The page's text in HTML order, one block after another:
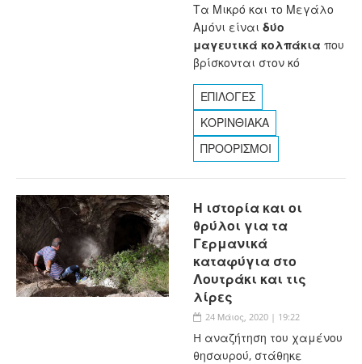
Τα Μικρό και το Μεγάλο
Αμόνι είναι δύο
μαγευτικά κολπάκια που
βρίσκονται στον κό
ΕΠΙΛΟΓΕΣ
ΚΟΡΙΝΘΙΑΚΑ
ΠΡΟΟΡΙΣΜΟΙ
Η ιστορία και οι
θρύλοι για τα
Γερμανικά
καταφύγια στο
Λουτράκι και τις
λίρες
24 Μάιος, 2020 | 19:22
H αναζήτηση του χαμένου
θησαυρού, στάθηκε